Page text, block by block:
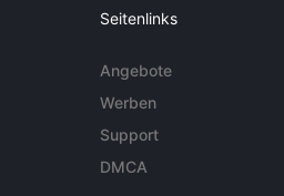
Seitenlinks
Angebote
Werben
Support
DMCA